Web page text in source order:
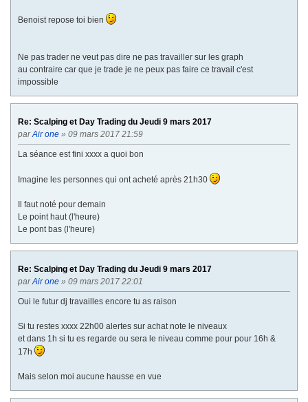
Benoist repose toi bien
Ne pas trader ne veut pas dire ne pas travailler sur les graph
au contraire car que je trade je ne peux pas faire ce travail c'est
impossible
Re: Scalping et Day Trading du Jeudi 9 mars 2017
parAir one » 09 mars 2017 21:59
La séance est fini xxxx a quoi bon
Imagine les personnes qui ont acheté après 21h30
Il faut noté pour demain
Le point haut (l'heure)
Le pont bas (l'heure)
Re: Scalping et Day Trading du Jeudi 9 mars 2017
parAir one » 09 mars 2017 22:01
Oui le futur dj travailles encore tu as raison
Si tu restes xxxx 22h00 alertes sur achat note le niveaux
et dans 1h si tu es regarde ou sera le niveau comme pour pour 16h &
17h
Mais selon moi aucune hausse en vue